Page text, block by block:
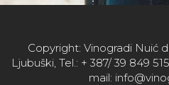
Copyright: Vinogradi Nuić
Ljubuški, Tel.: + 387/ 39 849
mail: